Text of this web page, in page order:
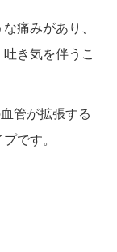
痛みがあり、
き気を伴うこ
管が拡張する
です。